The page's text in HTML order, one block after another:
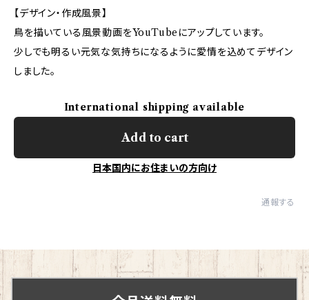
【デザイン・作成風景】
鳥を描いている風景動画をYouTubeにアップしています。
少しでも明るい元気な気持ちになるように愛情を込めてデザイン
しました。
International shipping available
Add to cart
日本国内にお住まいの方向け
通報する